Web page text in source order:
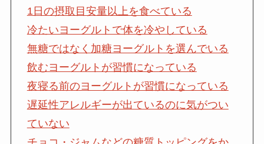
1日の摂取目安量以上を食べている
冷たいヨーグルトで体を冷やしている
無糖ではなく加糖ヨーグルトを選んでいる
飲むヨーグルトが習慣になっている
夜寝る前のヨーグルトが習慣になっている
遅延性アレルギーが出ているのに気がつい
ていない